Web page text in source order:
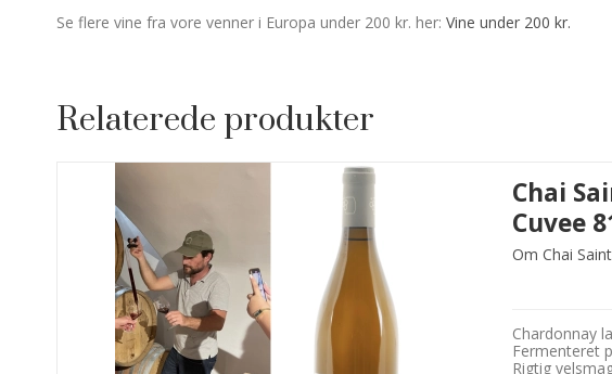
Se flere vine fra vore venner i Europa under 200 kr. her: Vine under 200 kr.
Relaterede produkter
Chai
Cuvee
Om Chai
Chardonnay
Fermenteret
Rigtig